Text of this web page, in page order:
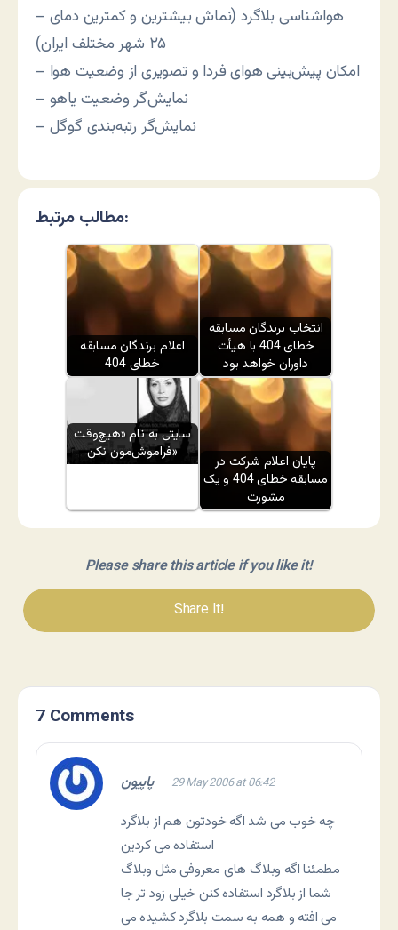
– هواشناسی بلاگرد (نماش بیشترین و کمترین دمای
۲۵ شهر مختلف ایران)
– امکان پیش‌بینی هوای فردا و تصویری از وضعیت هوا
– نمایش‌گر وضعیت یاهو
– نمایش‌گر رتبه‌بندی گوگل
مطالب مرتبط:
اعلام برندگان مسابقه
خطای 404
انتخاب برندگان مسابقه
خطای 404 با هیأت
داوران خواهد بود
سایتی به نام «هیچ‌وقت
فراموش‌مون نکن»
پایان اعلام شرکت در
مسابقه خطای 404 و یک
مشورت
Please share this article if you like it!
Share It!
7 Comments
پاپیون 29 May 2006 at 06:42
چه خوب می شد اگه خودتون هم از بلاگرد
استفاده می کردین
مطمئنا اگه وبلاگ های معروفی مثل وبلاگ
شما از بلاگرد استفاده کنن خیلی زود تر جا
می افته و همه به سمت بلاگرد کشیده می